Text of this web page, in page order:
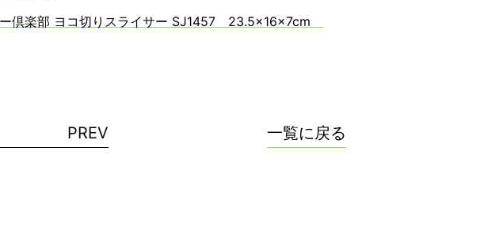
倶楽部 ヨコ切りスライサー SJ1457 23.5×16×7cm
PREV 一覧に戻る